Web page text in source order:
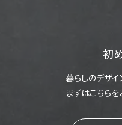
初
暮らしのデザ
まずはこちらを